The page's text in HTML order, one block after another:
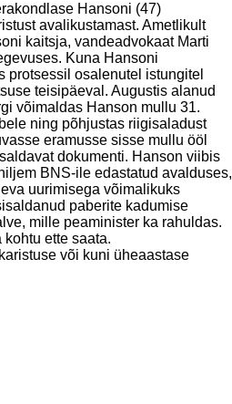
Hansoni (47)
avalikustamast. Ametlikult
kaitsja, vandeadvokaat Marti
Kuna Hansoni
protsessil osalenutel istungitel
teisipäeval. Augustis alanud
võimaldas Hanson mullu 31.
ning põhjustas riigisaladust
eramusse sisse mullu ööl
dokumenti. Hanson viibis
BNS-ile edastatud avalduses,
uurimisega võimalikuks
paberite kadumise
mille peaminister ka rahuldas.
ette saata.
või kuni üheaastase